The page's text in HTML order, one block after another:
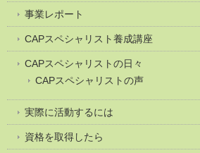
事業レポート
CAPスペシャリスト養成講座
CAPスペシャリストの日々
CAPスペシャリストの声
実際に活動するには
資格を取得したら